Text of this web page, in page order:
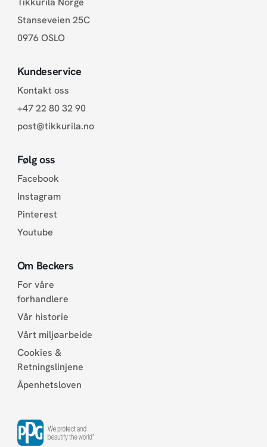
Stanseveien 25C
0976 OSLO
Kundeservice
Kontakt oss
+47 22 80 32 90
post@tikkurila.no
Følg oss
Facebook
Instagram
Pinterest
Youtube
Om Beckers
For våre
forhandlere
Vår historie
Vårt miljøarbeide
Cookies &
Retningslinjene
Åpenhetsloven